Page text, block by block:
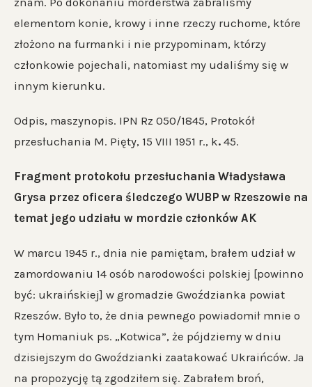
elementom konie, krowy i inne rzeczy ruchome, które
złożono na furmanki i nie przypominam, którzy
członkowie pojechali, natomiast my udaliśmy się w
innym kierunku.
Odpis, maszynopis. IPN Rz 050/1845, Protokół
przesłuchania M. Pięty, 15 VIII 1951 r., k. 45.
Fragment protokołu przesłuchania Władysława
Grysa przez oficera śledczego WUBP w Rzeszowie na
temat jego udziału w mordzie członków AK
W marcu 1945 r., dnia nie pamiętam, brałem udział w
zamordowaniu 14 osób narodowości polskiej [powinno
być: ukraińskiej] w gromadzie Gwoździanka powiat
Rzeszów. Było to, że dnia pewnego powiadomił mnie o
tym Homaniuk ps. „Kotwica”, że pójdziemy w dniu
dzisiejszym do Gwoździanki zaatakować Ukraińców. Ja
na propozycję tą zgodziłem się. Zabrałem broń,